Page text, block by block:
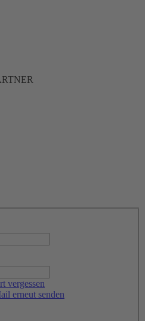
vergessen
erneut senden